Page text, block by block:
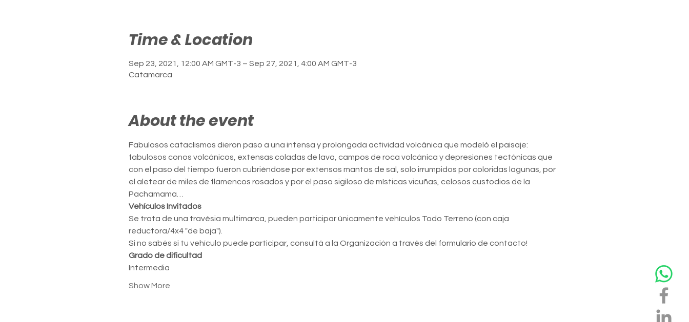
Time & Location
Sep 23, 2021, 12:00 AM GMT-3 – Sep 27, 2021, 4:00 AM GMT-3
Catamarca
About the event
Fabulosos cataclismos dieron paso a una intensa y prolongada actividad volcánica que modeló el paisaje:
fabulosos conos volcánicos, extensas coladas de lava, campos de roca volcánica y depresiones tectónicas que
con el paso del tiempo fueron cubriéndose por extensos mantos de sal, solo irrumpidos por coloridas lagunas, por
el aletear de miles de flamencos rosados y por el paso sigiloso de místicas vicuñas, celosos custodios de la
Pachamama…
Vehículos Invitados
Se trata de una travésia multimarca, pueden participar únicamente vehículos Todo Terreno (con caja
reductora/4x4 "de baja").
Si no sabés si tu vehículo puede participar, consultá a la Organización a través del formulario de contacto!
Grado de dificultad
Intermedia
Show More